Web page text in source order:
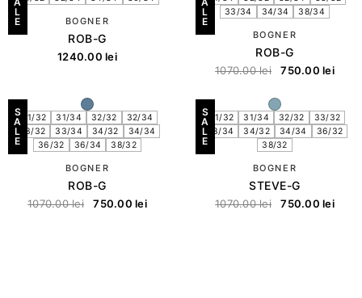
L
E
BOGNER
ROB-G
1240.00lei
L
E
33/34
34/34 38/34
BOGNER
ROB-G
1070.00lei 750.00lei
S
A
L
E
31/32 31/34 32/32
32/34
33/32
33/34 34/32
34/34
36/32
36/34 38/32
BOGNER
ROB-G
1070.00lei 750.00lei
S
A
L
E
31/32 31/34 32/32
33/32
33/34
34/32 34/34
36/32
38/32
BOGNER
STEVE-G
1070.00lei 750.00lei